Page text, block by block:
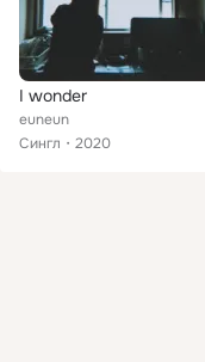
I wonder
euneun
Сингл
2020